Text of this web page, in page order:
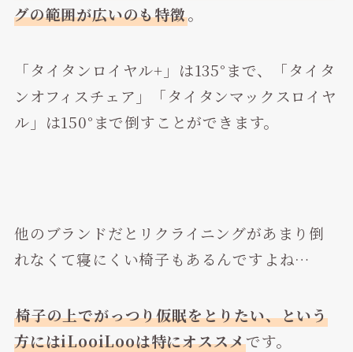
グの範囲が広いのも特徴。
「タイタンロイヤル+」は135°まで、「タイタ
ンオフィスチェア」「タイタンマックスロイヤ
ル」は150°まで倒すことができます。
他のブランドだとリクライニングがあまり倒
れなくて寝にくい椅子もあるんですよね…
椅子の上でがっつり仮眠をとりたい、という
方にはiLooiLooは特にオススメです。